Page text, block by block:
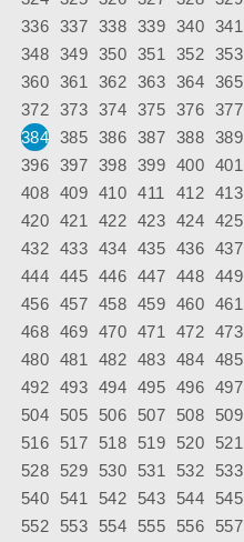
336 337 338 339 340 341
348 349 350 351 352 353
360 361 362 363 364 365
372 373 374 375 376 377
384 385 386 387 388 389
396 397 398 399 400 401
408 409 410 411 412 413
420 421 422 423 424 425
432 433 434 435 436 437
444 445 446 447 448 449
456 457 458 459 460 461
468 469 470 471 472 473
480 481 482 483 484 485
492 493 494 495 496 497
504
505 506 507 508 509
516
517 518 519 520 521
528
529 530 531 532 533
540
541 542 543 544 545
552
553 554 555 556 557